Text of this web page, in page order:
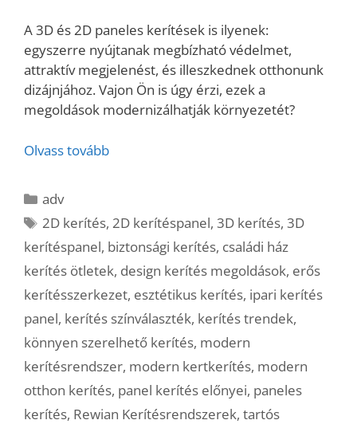
A 3D és 2D paneles kerítések is ilyenek:
egyszerre nyújtanak megbízható védelmet,
attraktív megjelenést, és illeszkednek otthonunk
dizájnjához. Vajon Ön is úgy érzi, ezek a
megoldások modernizálhatják környezetét?
Olvass tovább
Kategória
adv
Címkék
2D kerítés, 2D kerítéspanel,3D kerítés,3D
kerítéspanel, biztonsági kerítés, családi ház
kerítés ötletek, design kerítés megoldások, erős
kerítésszerkezet, esztétikus kerítés, ipari kerítés
panel, kerítés színválaszték, kerítés trendek,
könnyen szerelhető kerítés, modern
kerítésrendszer, modern kertkerítés, modern
otthon kerítés, panel kerítés előnyei, paneles
kerítés, Rewian Kerítésrendszerek, tartós